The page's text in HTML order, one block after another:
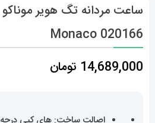
Monaco 020166
14,689,000 تومان